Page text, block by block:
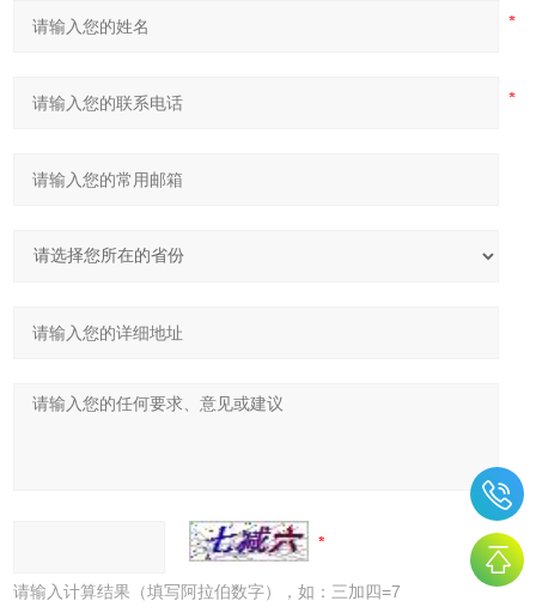
请输入计算结果（填写阿拉伯数字），如：三加四=7